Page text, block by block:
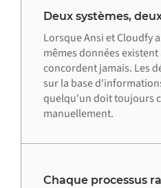
Deux systèmes,
Lorsque Ansi et Cloudfy
mêmes données
concordent jamais. Les
sur la base
quelqu'un doit toujours
manuellement.
Chaque processus